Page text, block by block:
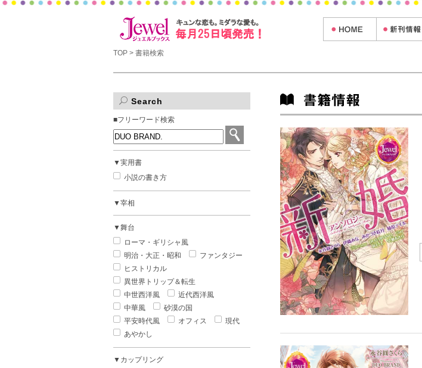
TOP > 書籍検索
Search
■フリーワード検索
▼実用書
小説の書き方
▼宰相
▼舞台
ローマ・ギリシャ風
明治・大正・昭和
ファンタジー
ヒストリカル
異世界トリップ＆転生
中世西洋風
近代西洋風
中華風
砂漠の国
平安時代風
オフィス
現代
あやかし
▼カップリング